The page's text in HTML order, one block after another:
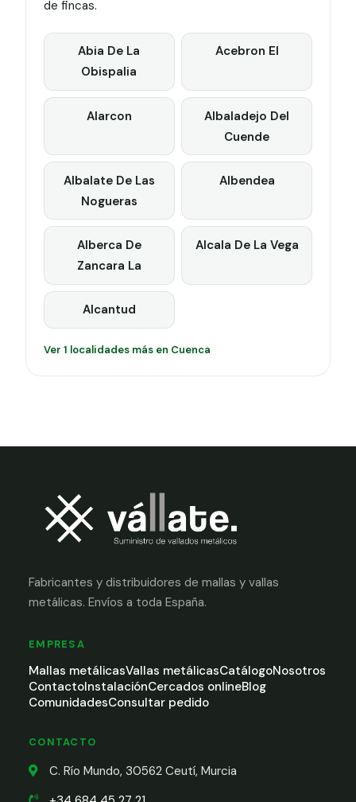
de fincas.
Abia De La
Obispalia
Acebron El
Alarcon
Albaladejo Del
Cuende
Albalate De Las
Nogueras
Albendea
Alberca De
Zancara La
Alcala De La Vega
Alcantud
Ver 1 localidades más en Cuenca
Fabricantes y distribuidores de mallas y vallas
metálicas. Envíos a toda España.
EMPRESA
Mallas metálicasVallas metálicasCatálogoNosotros
ContactoInstalaciónCercados onlineBlog
ComunidadesConsultar pedido
CONTACTO
C. Río Mundo, 30562 Ceutí, Murcia